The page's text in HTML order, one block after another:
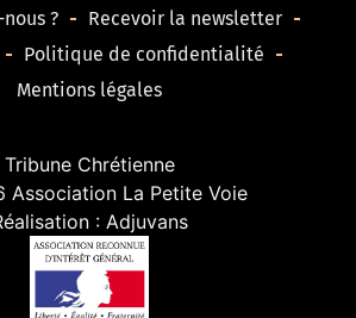
?
Recevoir la newsletter
Politique de confidentialité
Mentions légales
Tribune Chrétienne
Association La Petite Voie
: Adjuvans